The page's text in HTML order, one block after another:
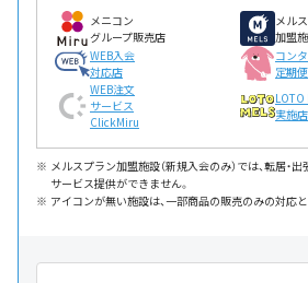
メニコン
グループ販売店
メル
加盟
WEB入会
対応店
コン
定期便
WEB注文
サービス
ClickMiru
LOTO
実施
メルスプラン加盟施設（新規入会のみ）では、転居・
サービス提供ができません。
アイコンが無い施設は、一部商品の販売のみの対応と